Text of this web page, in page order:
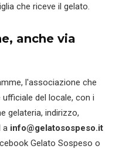
che riceve il gelato.
anche via
l'associazione che
del locale, con i
gelateria, indirizzo,
a info@gelatosospeso.it
Gelato Sospeso o